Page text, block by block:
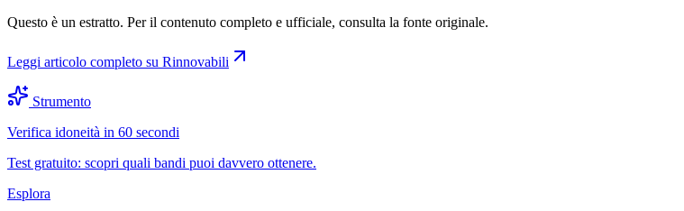
Questo è un estratto. Per il contenuto completo e ufficiale, consulta la fonte originale.
Leggi articolo completo su Rinnovabili
Strumento
Verifica idoneità in 60 secondi
Test gratuito: scopri quali bandi puoi davvero ottenere.
Esplora